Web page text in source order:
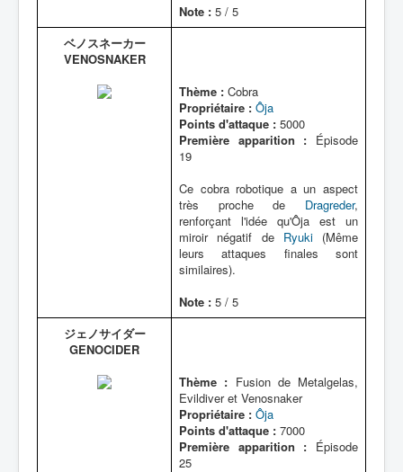
Note : 5 / 5
ベノスネーカー
VENOSNAKER
Thème : Cobra
Propriétaire : Ôja
Points d'attaque : 5000
Première apparition : Épisode
19
Ce cobra robotique a un aspect
très proche de Dragreder,
renforçant l'idée qu'Ôja est un
miroir négatif de Ryuki(Même
leurs attaques finales sont
similaires).
Note : 5 / 5
ジェノサイダー
GENOCIDER
Thème : Fusion de Metalgelas,
Evildiver et Venosnaker
Propriétaire : Ôja
Points d'attaque : 7000
Première apparition : Épisode
25